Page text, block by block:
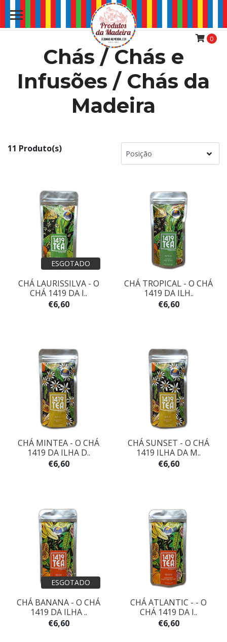
0
Chás / Chás e
Infusões / Chás da
Madeira
11 Produto(s)
ESGOTADO
CHÁ LAURISSILVA - O
CHÁ 1419 DA I..
€6,60
CHÁ TROPICAL - O CHÁ
1419 DA ILH..
€6,60
CHÁ MINTEA - O CHÁ
1419 DA ILHA D..
€6,60
CHÁ SUNSET - O CHÁ
1419 ILHA DA M..
€6,60
ESGOTADO
CHÁ BANANA - O CHÁ
1419 DA ILHA ..
€6,60
CHÁ ATLANTIC - - O
CHÁ 1419 DA I..
€6,60